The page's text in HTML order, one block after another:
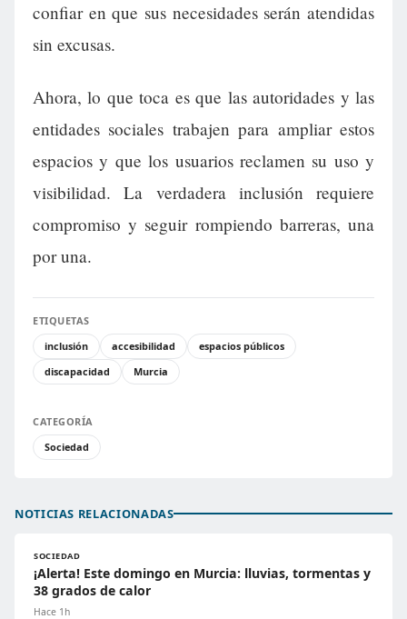
confiar en que sus necesidades serán atendidas
sin excusas.
Ahora, lo que toca es que las autoridades y las
entidades sociales trabajen para ampliar estos
espacios y que los usuarios reclamen su uso y
visibilidad. La verdadera inclusión requiere
compromiso y seguir rompiendo barreras, una
por una.
ETIQUETAS
inclusión
accesibilidad
espacios públicos
discapacidad
Murcia
CATEGORÍA
Sociedad
NOTICIAS RELACIONADAS
SOCIEDAD
¡Alerta! Este domingo en Murcia: lluvias, tormentas y
38 grados de calor
Hace 1h